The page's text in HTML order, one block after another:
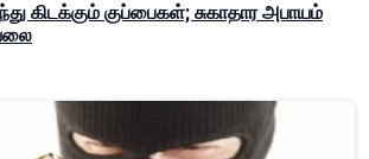
கிடக்கும் குப்பைகள்; சுகாதார அபாயம்